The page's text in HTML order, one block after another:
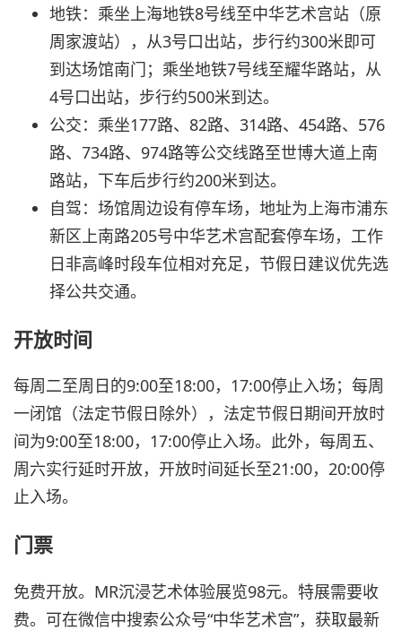
地铁：乘坐上海地铁8号线至中华艺术宫站（原
周家渡站），从3号口出站，步行约300米即可
到达场馆南门；乘坐地铁7号线至耀华路站，从
4号口出站，步行约500米到达。
公交：乘坐177路、82路、314路、454路、576
路、734路、974路等公交线路至世博大道上南
路站，下车后步行约200米到达。
自驾：场馆周边设有停车场，地址为上海市浦东
新区上南路205号中华艺术宫配套停车场，工作
日非高峰时段车位相对充足，节假日建议优先选
择公共交通。
开放时间
每周二至周日的9:00至18:00，17:00停止入场；每周
一闭馆（法定节假日除外），法定节假日期间开放时
间为9:00至18:00，17:00停止入场。此外，每周五、
周六实行延时开放，开放时间延长至21:00，20:00停
止入场。
门票
免费开放。MR沉浸艺术体验展览98元。特展需要收
费。可在微信中搜索公众号“中华艺术宫”，获取最新